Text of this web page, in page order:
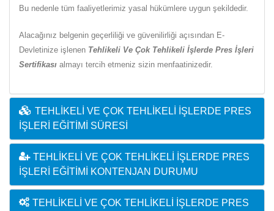
Bu nedenle tüm faaliyetlerimiz yasal hükümlere uygun şekildedir.
Alacağınız belgenin geçerliliği ve güvenilirliği açısından E-
Devletinize işlenen Tehlikeli Ve Çok Tehlikeli İşlerde Pres İşleri
Sertifikası almayı tercih etmeniz sizin menfaatinizedir.
TEHLIKELI VE ÇOK TEHLIKELI İŞLERDE PRES
İŞLERI EĞITIMI SÜRESI
TEHLIKELI VE ÇOK TEHLIKELI İŞLERDE PRES
İŞLERI EĞITIMI KONTENJAN DURUMU
TEHLIKELI VE ÇOK TEHLIKELI İŞLERDE PRES